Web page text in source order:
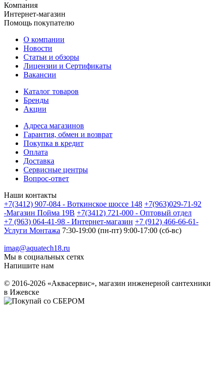
Компания
Интернет-магазин
Помощь покупателю
О компании
Новости
Статьи и обзоры
Лицензии и Сертификаты
Вакансии
Каталог товаров
Бренды
Акции
Адреса магазинов
Гарантия, обмен и возврат
Покупка в кредит
Оплата
Доставка
Сервисные центры
Вопрос-ответ
Наши контакты
+7(3412) 907-084 - Воткинское шоссе 148 +7(963)029-71-92
-Магазин Пойма 19В +7(3412) 721-000 - Оптовый отдел
+7 (963) 064-41-98 - Интернет-магазин +7 (912) 466-66-61-
Услуги Монтажа 7:30-19:00 (пн-пт) 9:00-17:00 (сб-вс)
imag@aquatech18.ru
Мы в социальных сетях
Напишите нам
© 2016-2026 «Аквасервис», магазин инженерной сантехники
в Ижевске